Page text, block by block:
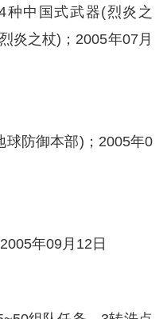
种中国式武器(烈炎之
炎之杖)；2005年07月
球防御本部)；2005年0
年09月12日